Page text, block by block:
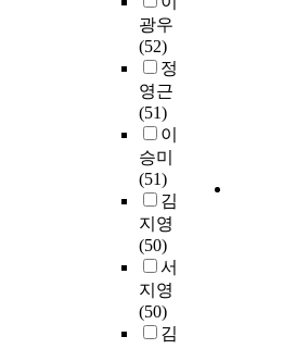
광우
(52)
정
영근
(51)
이
승미
(51)
김
지영
(50)
서
지영
(50)
김